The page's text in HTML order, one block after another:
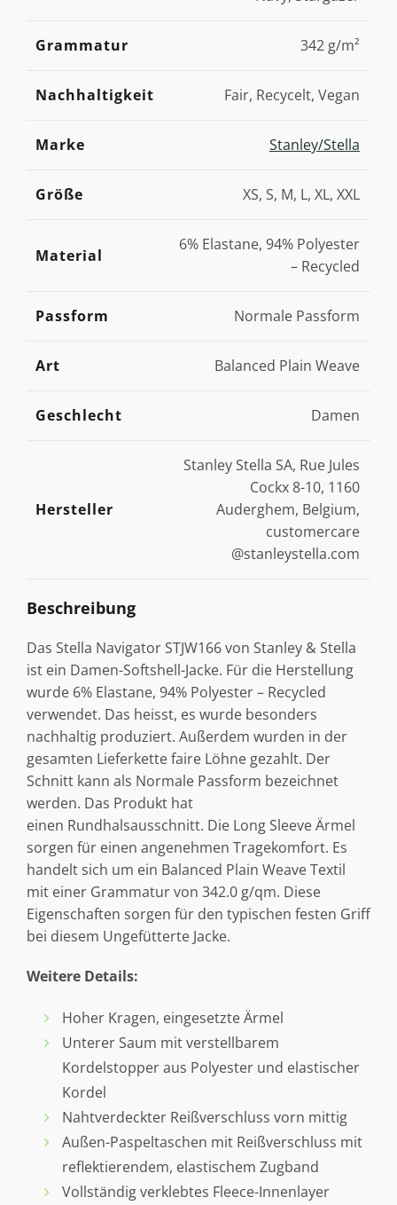
Grammatur 342 g/m²
Nachhaltigkeit Fair, Recycelt, Vegan
Marke Stanley/Stella
Größe XS, S, M, L, XL, XXL
Material
6% Elastane, 94% Polyester
– Recycled
Passform Normale Passform
Art Balanced Plain Weave
Geschlecht Damen
Hersteller
Stanley Stella SA, Rue Jules
Cockx 8-10, 1160
Auderghem, Belgium,
customercare
@stanleystella.com
Beschreibung
Das Stella Navigator STJW166 von Stanley & Stella
ist ein Damen-Softshell-Jacke. Für die Herstellung
wurde 6% Elastane, 94% Polyester – Recycled
verwendet. Das heisst, es wurde besonders
nachhaltig produziert. Außerdem wurden in der
gesamten Lieferkette faire Löhne gezahlt. Der
Schnitt kann als Normale Passform bezeichnet
werden. Das Produkt hat
einen Rundhalsausschnitt. Die Long Sleeve Ärmel
sorgen für einen angenehmen Tragekomfort. Es
handelt sich um ein Balanced Plain Weave Textil
mit einer Grammatur von 342.0 g/qm. Diese
Eigenschaften sorgen für den typischen festen Griff
bei diesem Ungefütterte Jacke.
Weitere Details:
Hoher Kragen, eingesetzte Ärmel
Unterer Saum mit verstellbarem
Kordelstopper aus Polyester und elastischer
Kordel
Nahtverdeckter Reißverschluss vorn mittig
Außen-Paspeltaschen mit Reißverschluss mit
reflektierendem, elastischem Zugband
Vollständig verklebtes Fleece-Innenlayer